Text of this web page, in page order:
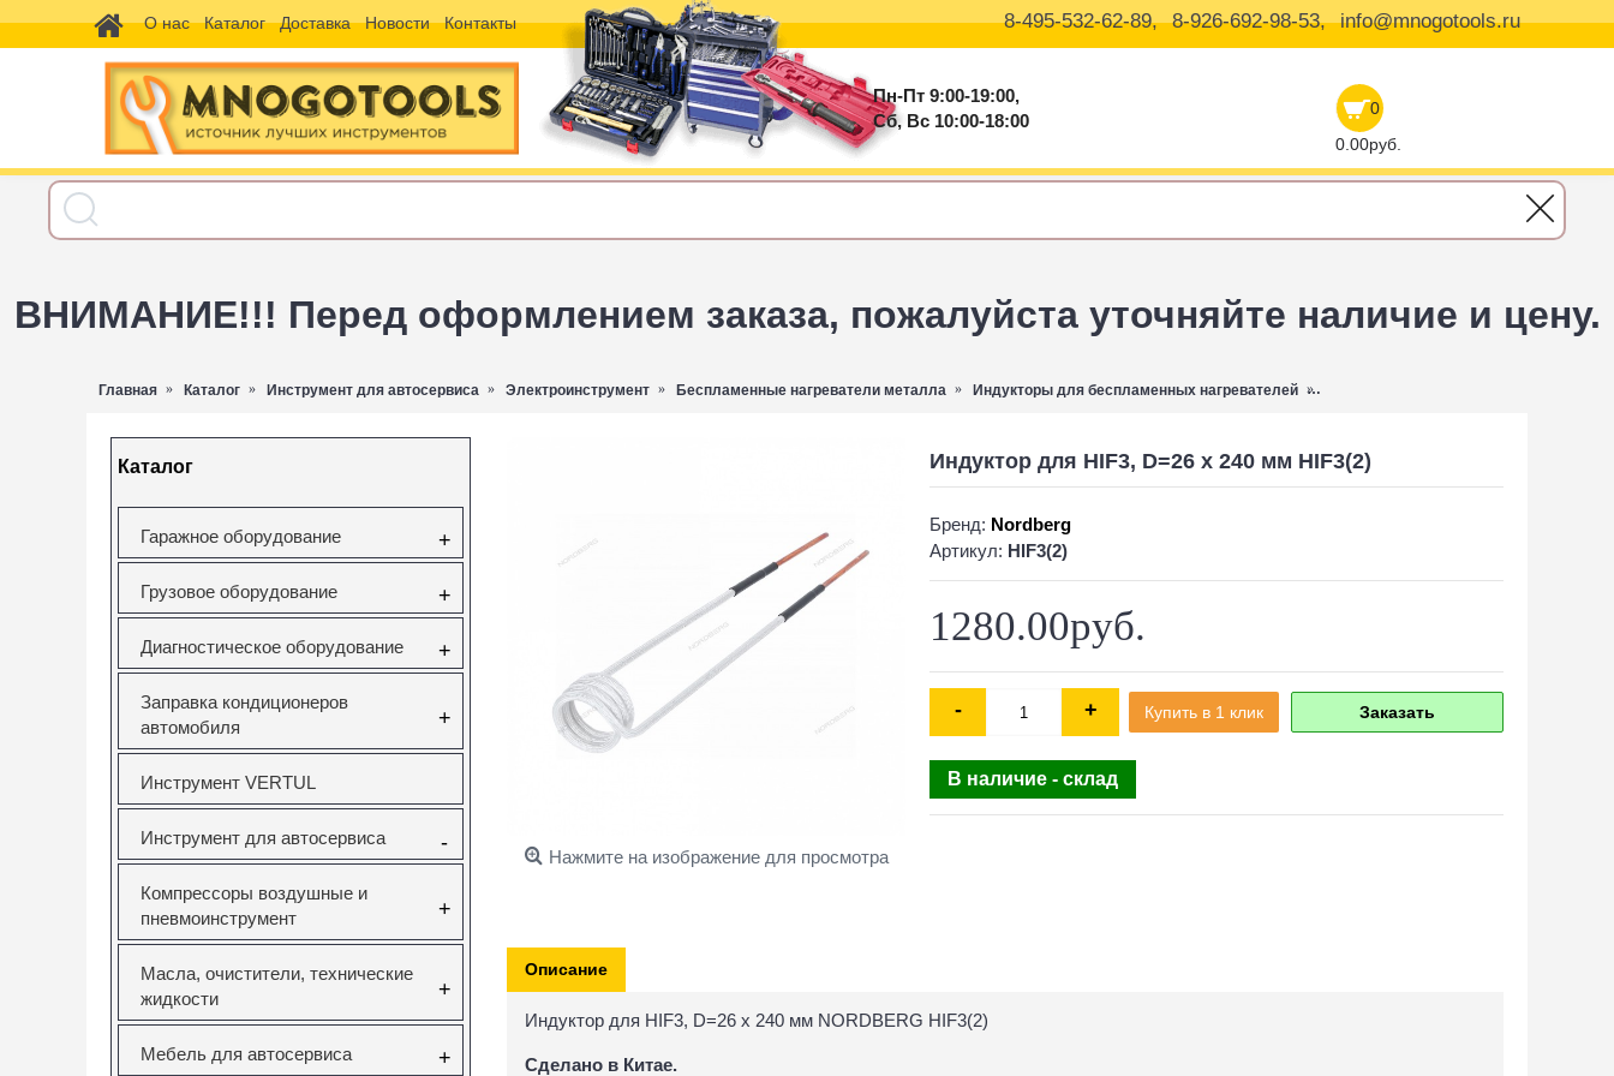
О нас Каталог Доставка Новости Контакты 8-495-532-62-89, 8-926-692-98-53, info@mnogotools.ru
Пн-Пт 9:00-19:00,
Сб, Вс 10:00-18:00
0
0.00руб.
ВНИМАНИЕ!!! Перед оформлением заказа, пожалуйста уточняйте наличие и цену.
Главная Каталог Инструмент для автосервиса Электроинструмент Беспламенные нагреватели металла Индукторы для беспламенных нагревателей
Каталог
Гаражное оборудование +
Грузовое оборудование +
Диагностическое оборудование +
Заправка кондиционеров
автомобиля
+
Инструмент VERTUL
Инструмент для автосервиса -
Компрессоры воздушные и
пневмоинструмент
+
Масла, очистители, технические
жидкости
+
Мебель для автосервиса +
Нажмите на изображение для просмотра
Индуктор для HIF3, D=26 x 240 мм HIF3(2)
Бренд: Nordberg
Артикул: HIF3(2)
1280.00руб.
- + Купить в 1 клик Заказать
В наличие - склад
Описание
Индуктор для HIF3, D=26 x 240 мм NORDBERG HIF3(2)
Сделано в Китае.